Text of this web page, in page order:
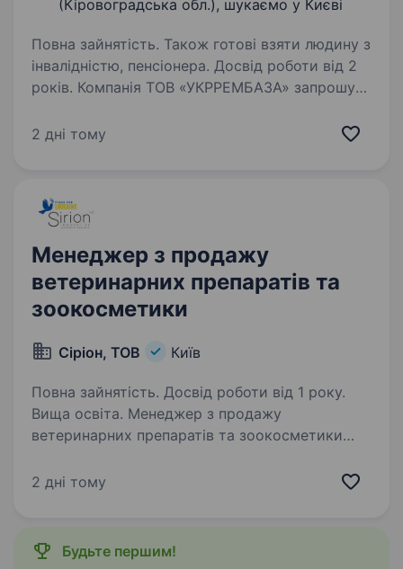
(Кіровоградська обл.), шукаємо у Києві
Повна зайнятість. Також готові взяти людину з
інвалідністю, пенсіонера. Досвід роботи від 2
років. Компанія ТОВ «УКРРЕМБАЗА» запрошує
та будівної техніки у свою команду. Наша
Ми спеціалізуємося…
2 дні тому
Менеджер з продажу
ветеринарних препаратів та
зоокосметики
Сіріон, ТОВ Київ
Повна зайнятість. Досвід роботи від 1 року.
Вища освіта. Менеджер з продажу
ветеринарних препаратів та зоокосметики
Науково-дослідницька компанія Сиріон —
продуктів ТМ…
2 дні тому
Будьте першим!